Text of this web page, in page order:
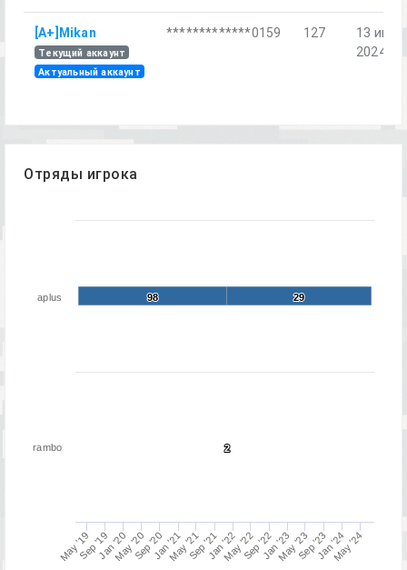
[A+]Mikan
Текущий аккаунт
Актуальный аккаунт
*************0159 127
13 июл.
2024 г.
Отряды игрока
98
98 29
29
2
2
May '19Sep '19Jan '20May '20Sep '20Jan '21May '21Sep '21Jan '22May '22Sep '22Jan '23May '23Sep '23Jan '24May '24
aplus
rambo